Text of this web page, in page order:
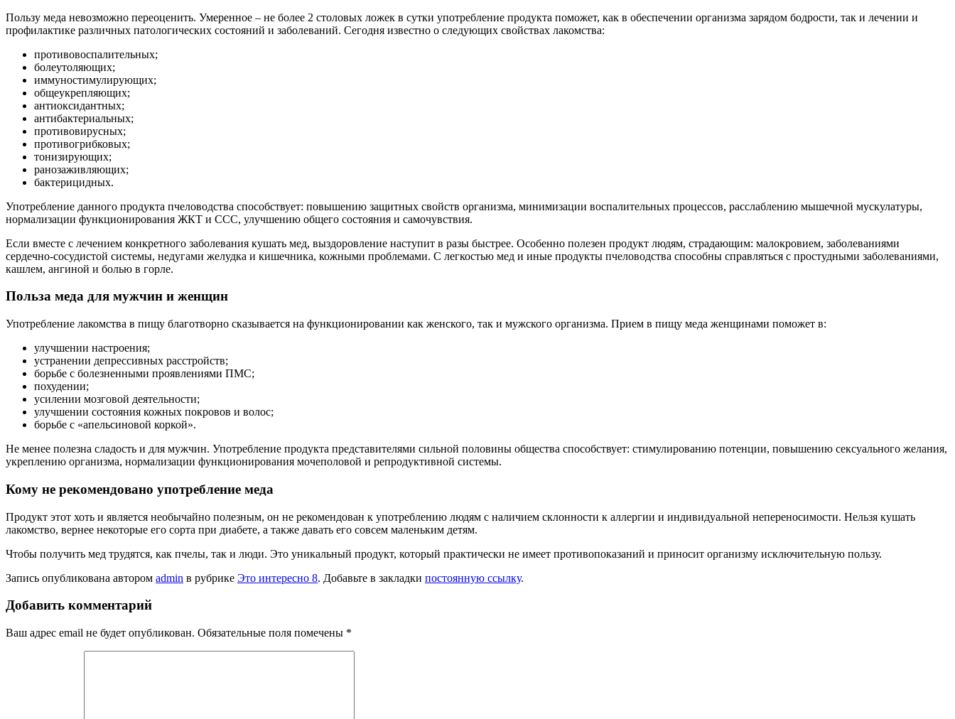
Пользу меда невозможно переоценить. Умеренное – не более 2 столовых ложек в сутки употребление продукта поможет, как в обеспечении организма зарядом бодрости, так и лечении и
профилактике различных патологических состояний и заболеваний. Сегодня известно о следующих свойствах лакомства:
противовоспалительных;
болеутоляющих;
иммуностимулирующих;
общеукрепляющих;
антиоксидантных;
антибактериальных;
противовирусных;
противогрибковых;
тонизирующих;
ранозаживляющих;
бактерицидных.
Употребление данного продукта пчеловодства способствует: повышению защитных свойств организма, минимизации воспалительных процессов, расслаблению мышечной мускулатуры,
нормализации функционирования ЖКТ и ССС, улучшению общего состояния и самочувствия.
Если вместе с лечением конкретного заболевания кушать мед, выздоровление наступит в разы быстрее. Особенно полезен продукт людям, страдающим: малокровием, заболеваниями
сердечно-сосудистой системы, недугами желудка и кишечника, кожными проблемами. С легкостью мед и иные продукты пчеловодства способны справляться с простудными заболеваниями,
кашлем, ангиной и болью в горле.
Польза меда для мужчин и женщин
Употребление лакомства в пищу благотворно сказывается на функционировании как женского, так и мужского организма. Прием в пищу меда женщинами поможет в:
улучшении настроения;
устранении депрессивных расстройств;
борьбе с болезненными проявлениями ПМС;
похудении;
усилении мозговой деятельности;
улучшении состояния кожных покровов и волос;
борьбе с «апельсиновой коркой».
Не менее полезна сладость и для мужчин. Употребление продукта представителями сильной половины общества способствует: стимулированию потенции, повышению сексуального желания,
укреплению организма, нормализации функционирования мочеполовой и репродуктивной системы.
Кому не рекомендовано употребление меда
Продукт этот хоть и является необычайно полезным, он не рекомендован к употреблению людям с наличием склонности к аллергии и индивидуальной непереносимости. Нельзя кушать
лакомство, вернее некоторые его сорта при диабете, а также давать его совсем маленьким детям.
Чтобы получить мед трудятся, как пчелы, так и люди. Это уникальный продукт, который практически не имеет противопоказаний и приносит организму исключительную пользу.
Запись опубликована автором admin в рубрике Это интересно 8. Добавьте в закладки постоянную ссылку.
Добавить комментарий
Ваш адрес email не будет опубликован. Обязательные поля помечены *